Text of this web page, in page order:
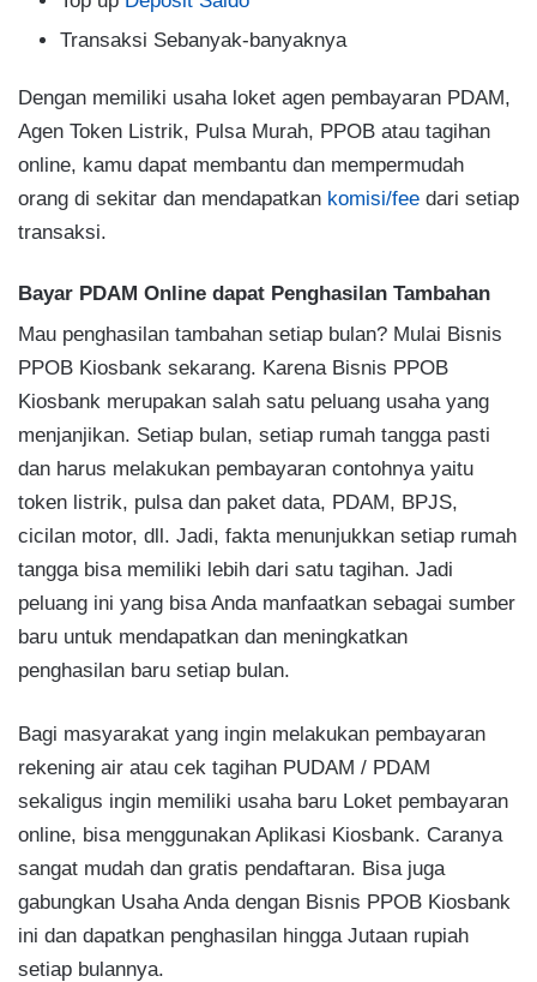
Transaksi Sebanyak-banyaknya
Dengan memiliki usaha loket agen pembayaran PDAM,
Agen Token Listrik, Pulsa Murah, PPOB atau tagihan
online, kamu dapat membantu dan mempermudah
orang di sekitar dan mendapatkan komisi/fee dari setiap
transaksi.
Bayar PDAM Online dapat Penghasilan Tambahan
Mau penghasilan tambahan setiap bulan? Mulai Bisnis
PPOB Kiosbank sekarang. Karena Bisnis PPOB
Kiosbank merupakan salah satu peluang usaha yang
menjanjikan. Setiap bulan, setiap rumah tangga pasti
dan harus melakukan pembayaran contohnya yaitu
token listrik, pulsa dan paket data, PDAM, BPJS,
cicilan motor, dll. Jadi, fakta menunjukkan setiap rumah
tangga bisa memiliki lebih dari satu tagihan. Jadi
peluang ini yang bisa Anda manfaatkan sebagai sumber
baru untuk mendapatkan dan meningkatkan
penghasilan baru setiap bulan.
Bagi masyarakat yang ingin melakukan pembayaran
rekening air atau cek tagihan PUDAM / PDAM
sekaligus ingin memiliki usaha baru Loket pembayaran
online, bisa menggunakan Aplikasi Kiosbank. Caranya
sangat mudah dan gratis pendaftaran. Bisa juga
gabungkan Usaha Anda dengan Bisnis PPOB Kiosbank
ini dan dapatkan penghasilan hingga Jutaan rupiah
setiap bulannya.